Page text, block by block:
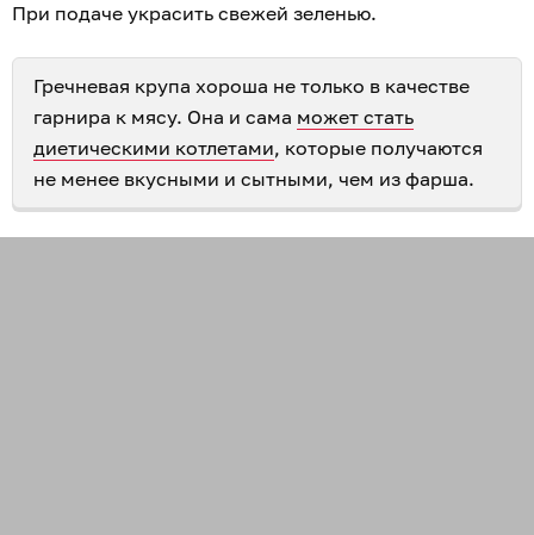
При подаче украсить свежей зеленью.
Гречневая крупа хороша не только в качестве
гарнира к мясу. Она и сама может стать
диетическими котлетами, которые получаются
не менее вкусными и сытными, чем из фарша.